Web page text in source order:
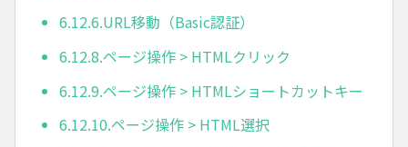
6.12.6.URL移動（Basic認証）
6.12.8.ページ操作 > HTMLクリック
6.12.9.ページ操作 > HTMLショートカットキー
6.12.10.ページ操作 > HTML選択